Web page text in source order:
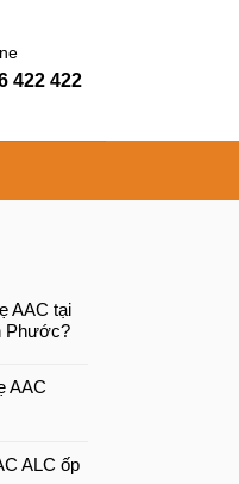
422 422
AAC tại
Phước?
AAC
ALC ốp